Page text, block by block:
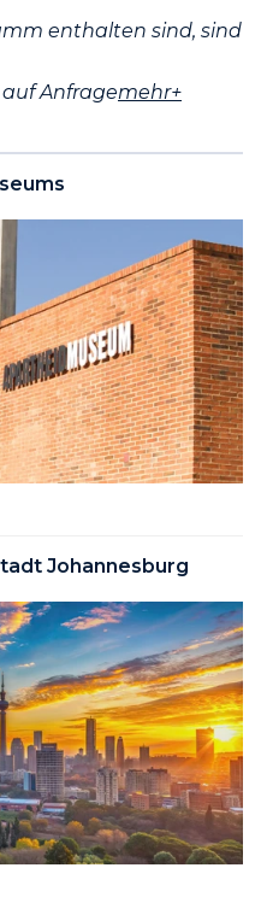
enthalten sind, sind
Anfragemehr+
Johannesburg